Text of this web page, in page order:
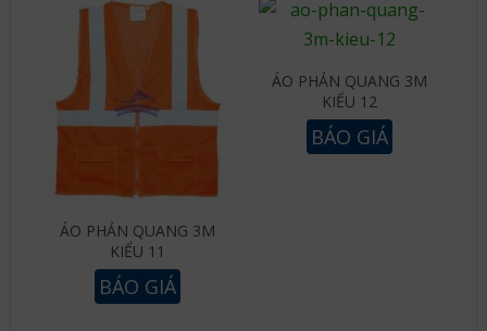
ÁO PHẢN QUANG 3M
KIỂU 11
BÁO GIÁ
ÁO PHẢN QUANG 3M
KIỂU 12
BÁO GIÁ